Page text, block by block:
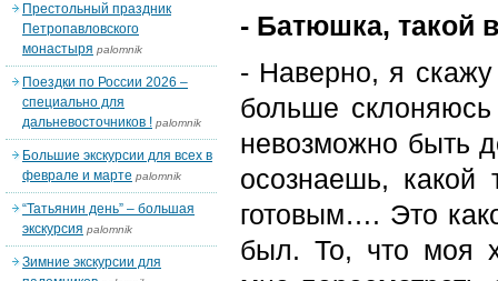
- Батюшка, такой
- Наверно, я
больше
невозможно быть
осознаешь,
готовым…. Это
был. То, что моя
Престольный праздник
Петропавловского
монастыря palomnik
Поездки по России 2026 –
специально для
дальневосточников ! palomnik
Большие экскурсии для всех в
феврале и марте palomnik
“Татьянин день” – большая
экскурсия palomnik
Зимние экскурсии для